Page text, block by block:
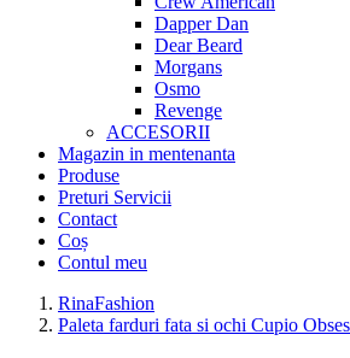
Dapper Dan
Dear Beard
Morgans
Osmo
Revenge
ACCESORII
Magazin in mentenanta
Produse
Preturi Servicii
Contact
Coș
Contul meu
RinaFashion
Paleta farduri fata si ochi Cupio